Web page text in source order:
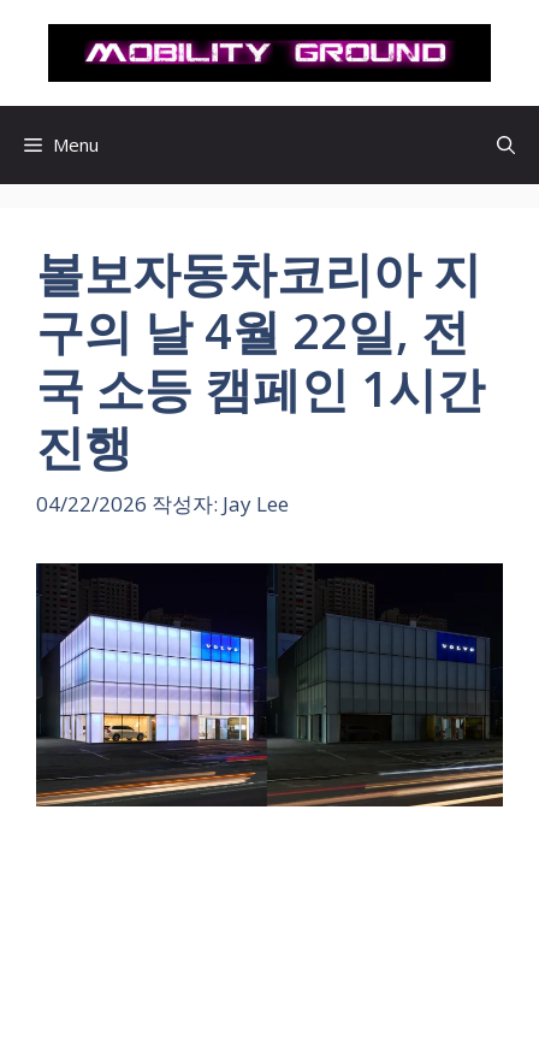
로
Menu
볼보자동차코리아 지
구의 날 4월 22일, 전
국 소등 캠페인 1시간
진행
04/22/2026 작성자: Jay Lee